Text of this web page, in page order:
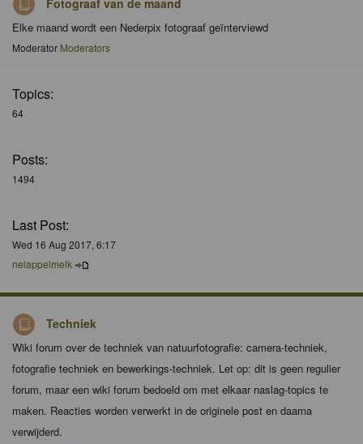
Elke maand wordt een Nederpix fotograaf geïnterviewd
Moderator Moderators
Topics:
64
Posts:
1494
Last Post:
Wed 16 Aug 2017, 6:17
nelappelmelk
Techniek
Wiki forum over de techniek van natuurfotografie: camera-techniek,
fotografie techniek en bewerkings-techniek. Let op: dit is geen regulier
forum, maar een wiki forum bedoeld om met elkaar naslag-topics te
maken. Reacties worden verwerkt in de originele post en daarna
verwijderd.